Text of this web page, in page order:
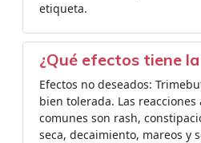
etiqueta.
¿Qué efectos tiene
Efectos no deseados:
bien tolerada. Las reacciones
comunes son rash,
seca, decaimiento, mareos y